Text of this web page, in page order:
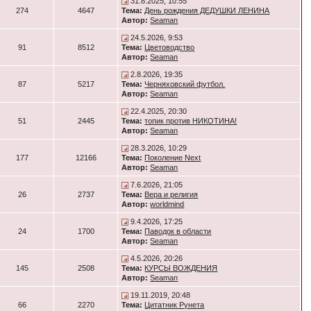
274 4647
Тема: День рождения ДЕДУШКИ ЛЕНИНА
Автор: Seaman
91 8512
24.5.2026, 9:53
Тема: Цветоводство
Автор: Seaman
87 5217
2.8.2026, 19:35
Тема: Черняховский футбол.
Автор: Seaman
51 2445
22.4.2025, 20:30
Тема: топик против НИКОТИНА!
Автор: Seaman
177 12166
28.3.2026, 10:29
Тема: Поколение Next
Автор: Seaman
26 2737
7.6.2026, 21:05
Тема: Вера и религия
Автор: worldmind
24 1700
9.4.2026, 17:25
Тема: Паводок в области
Автор: Seaman
145 2508
4.5.2026, 20:26
Тема: КУРСЫ ВОЖДЕНИЯ
Автор: Seaman
66 2270
19.11.2019, 20:48
Тема: Цитатник Рунета